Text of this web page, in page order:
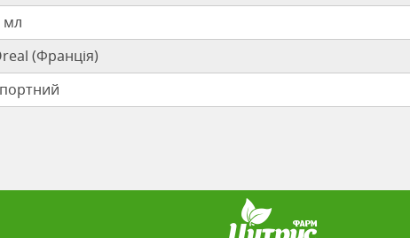
мл
(Франція)